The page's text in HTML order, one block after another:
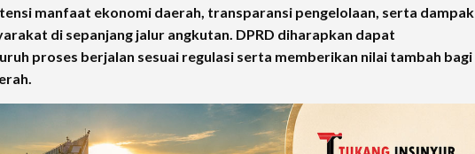
manfaat ekonomi daerah, transparansi pengelolaan, serta dampak
di sepanjang jalur angkutan. DPRD diharapkan dapat
proses berjalan sesuai regulasi serta memberikan nilai tambah bagi